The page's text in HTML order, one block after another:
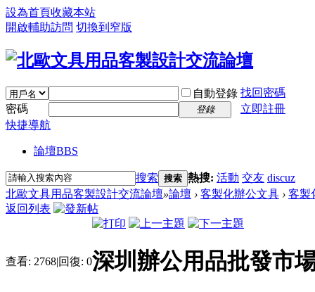
設為首頁收藏本站
開啟輔助訪問 切換到窄版
自動登錄 找回密碼
密碼
登錄
立即註冊
快捷導航
論壇BBS
搜索 搜索 熱搜: 活動 交友 discuz
北歐文具用品客製設計交流論壇»論壇 › 客製化辦公文具 › 客製
返回列表
查看: 2768|回復: 0深圳辦公用品批發市